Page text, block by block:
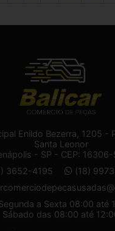
Enildo Bezerra, 1205 -
Santa Leonor
- SP - CEP:
3652-4195
(18)
a Sexta 08:00 até
Sábado das 08:00 até